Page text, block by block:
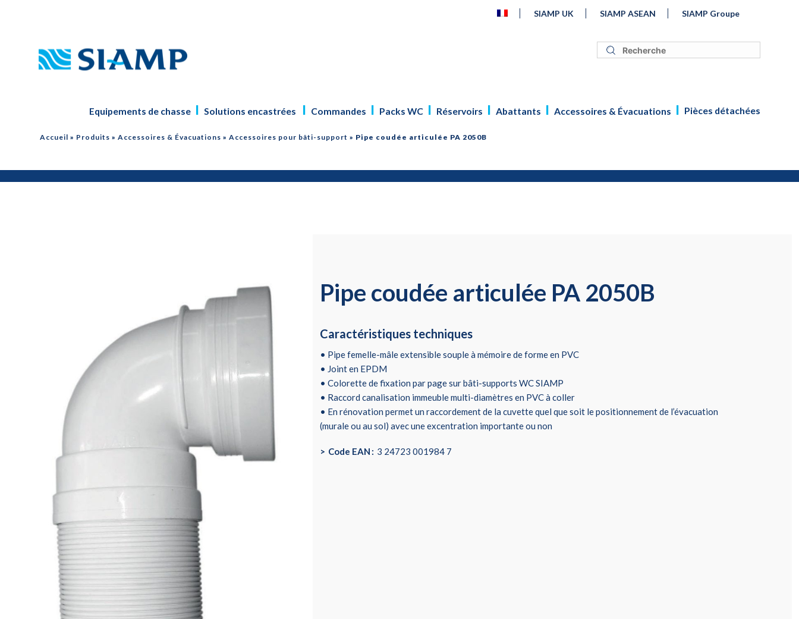
SIAMP UK SIAMP ASEAN SIAMP Groupe
Equipements de chasse Solutions encastrées Commandes Packs WC Réservoirs Abattants Accessoires & Évacuations Pièces détachées
Accueil » Produits » Accessoires & Évacuations » Accessoires pour bâti-support » Pipe coudée articulée PA 2050B
Pipe coudée articulée PA 2050B
Caractéristiques techniques
• Pipe femelle-mâle extensible souple à mémoire de forme en PVC
• Joint en EPDM
• Colorette de fixation par page sur bâti-supports WC SIAMP
• Raccord canalisation immeuble multi-diamètres en PVC à coller
• En rénovation permet un raccordement de la cuvette quel que soit le positionnement de l’évacuation
(murale ou au sol) avec une excentration importante ou non
Code EAN 3 24723 001984 7